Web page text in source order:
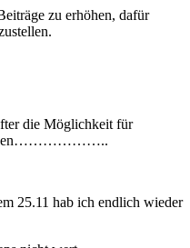
zu erhöhen, dafür
die Möglichkeit für
25.11 hab ich endlich wieder